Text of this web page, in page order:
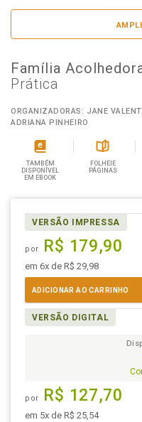
Família
Prática
ORGANIZADORAS: JANE
ADRIANA PINHEIRO
TAMBÉM
DISPONÍVEL
EM EBOOK
FOLHEIE
PÁGINAS
VERSÃO IMPRESSA
por R$ 179,90
em 6x de R$ 29,98
ADICIONAR AO CARRINHO
VERSÃO DIGITAL
por R$ 127,70
em 5x de R$ 25,54